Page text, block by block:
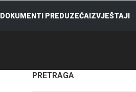
DOKUMENTI PREDUZEĆAIZVJEŠTAJI
PRETRAGA